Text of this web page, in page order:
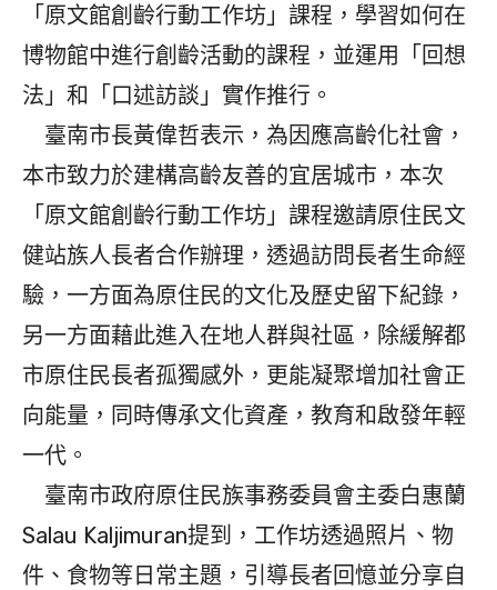
「原文館創齡行動工作坊」課程，學習如何在
博物館中進行創齡活動的課程，並運用「回想
法」和「口述訪談」實作推行。
臺南市長黃偉哲表示，為因應高齡化社會，
本市致力於建構高齡友善的宜居城市，本次
「原文館創齡行動工作坊」課程邀請原住民文
健站族人長者合作辦理，透過訪問長者生命經
驗，一方面為原住民的文化及歷史留下紀錄，
另一方面藉此進入在地人群與社區，除緩解都
市原住民長者孤獨感外，更能凝聚增加社會正
向能量，同時傳承文化資產，教育和啟發年輕
一代。
臺南市政府原住民族事務委員會主委白惠蘭
Salau Kaljimuran提到，工作坊透過照片、物
件、食物等日常主題，引導長者回憶並分享自